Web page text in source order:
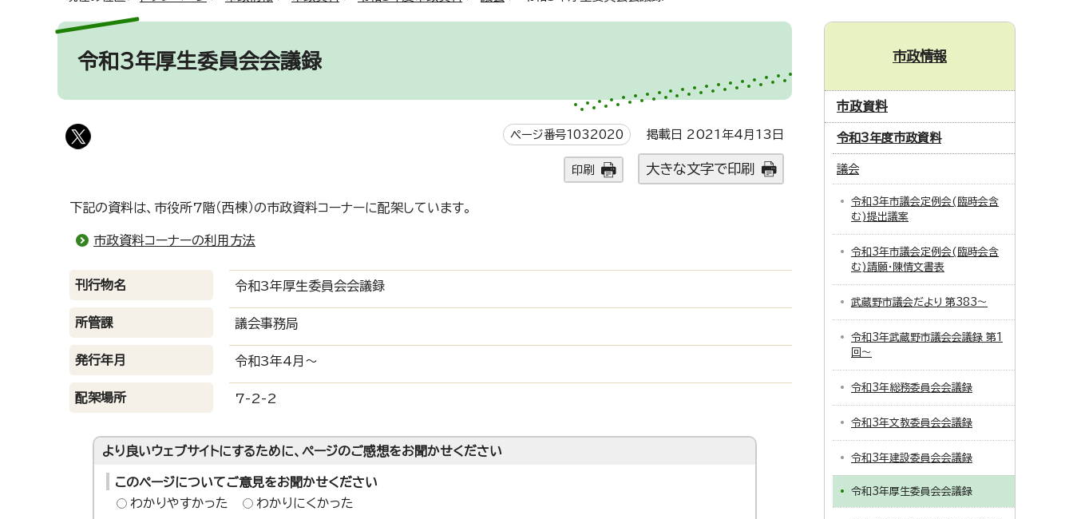
令和3年厚生委員会会議録
ページ番号1032020 掲載日 2021年4月13日
印刷 大きな文字で印刷
下記の資料は、市役所7階（西棟）の市政資料コーナーに配架しています。
市政資料コーナーの利用方法
刊行物名 令和3年厚生委員会会議録
所管課 議会事務局
発行年月 令和3年4月～
配架場所 7-2-2
より良いウェブサイトにするために、ページのご感想をお聞かせください
このページについてご意見をお聞かせください
わかりやすかった
わかりにくかった
市政情報
市政資料
令和3年度市政資料
議会
令和3年市議会定例会(臨時会含
む)提出議案
令和3年市議会定例会(臨時会含
む)請願・陳情文書表
武蔵野市議会だより 第383～
令和3年武蔵野市議会会議録 第1
回～
令和3年総務委員会会議録
令和3年文教委員会会議録
令和3年建設委員会会議録
令和3年厚生委員会会議録